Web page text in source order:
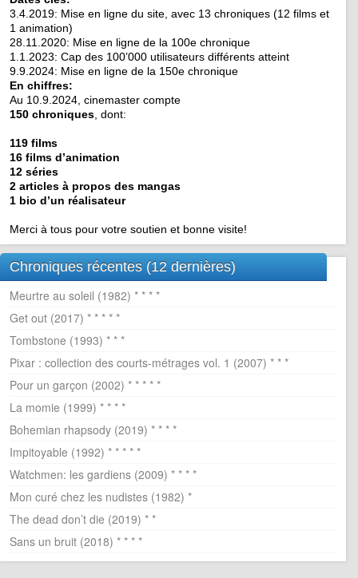
3.4.2019: Mise en ligne du site, avec 13 chroniques (12 films et
1 animation)
28.11.2020: Mise en ligne de la 100e chronique
1.1.2023: Cap des 100’000 utilisateurs différents atteint
9.9.2024: Mise en ligne de la 150e chronique
En chiffres:
Au 10.9.2024, cinemaster compte
150 chroniques , dont:
119 films
16 films d’animation
12 séries
2 articles à propos des mangas
1 bio d’un réalisateur
Merci à tous pour votre soutien et bonne visite!
Chroniques récentes (12 dernières)
Meurtre au soleil (1982) * * * *
Get out (2017) * * * * *
Tombstone (1993) * * *
Pixar : collection des courts-métrages vol. 1 (2007) * * *
Pour un garçon (2002) * * * * *
La momie (1999) * * * *
Bohemian rhapsody (2019) * * * *
Impitoyable (1992) * * * * *
Watchmen: les gardiens (2009) * * * *
Mon curé chez les nudistes (1982) *
The dead don’t die (2019) * *
Sans un bruit (2018) * * * *